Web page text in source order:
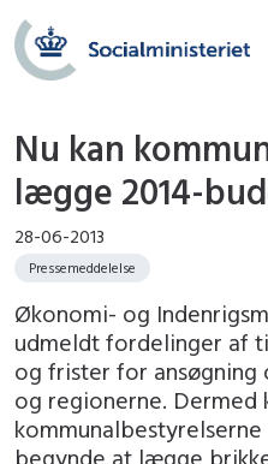
Nu kan
lægge 2014-
28-06-2013
Pressemeddelelse
Økonomi- og
udmeldt fordelinger af
og frister for ansøgning
og regionerne. Dermed
begynde at lægge